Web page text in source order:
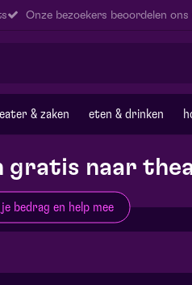
Onze bezoekers beoordelen
& zaken eten & drinken
gratis naar
je bedrag en help mee